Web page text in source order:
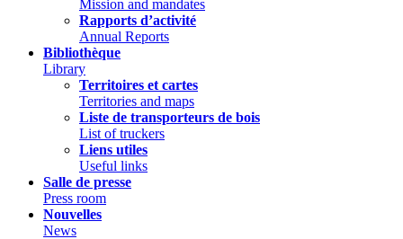
Mission and mandates
Rapports d’activité
Annual Reports
Bibliothèque
Library
Territoires et cartes
Territories and maps
Liste de transporteurs de bois
List of truckers
Liens utiles
Useful links
Salle de presse
Press room
Nouvelles
News